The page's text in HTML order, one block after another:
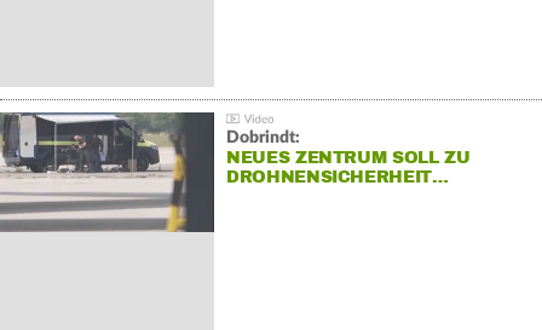
Dobrindt:
NEUES ZENTRUM SOLL ZU
DROHNENSICHERHEIT…